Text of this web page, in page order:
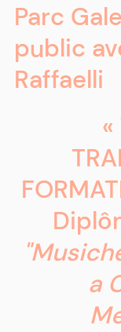
Parc
public
Raffaelli
a